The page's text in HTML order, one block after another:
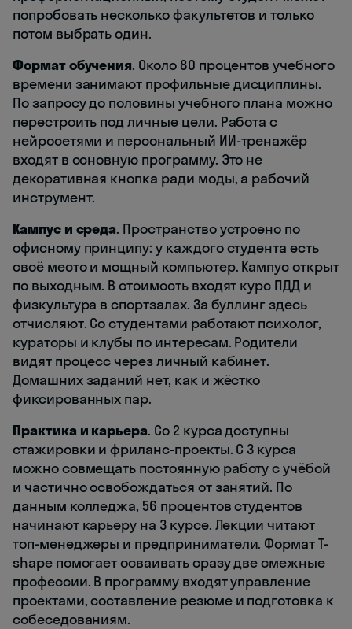
попробовать несколько факультетов и только
потом выбрать один.
Формат обучения. Около 80 процентов учебного
времени занимают профильные дисциплины.
По запросу до половины учебного плана можно
перестроить под личные цели. Работа с
нейросетями и персональный ИИ-тренажёр
входят в основную программу. Это не
декоративная кнопка ради моды, а рабочий
инструмент.
Кампус и среда. Пространство устроено по
офисному принципу: у каждого студента есть
своё место и мощный компьютер. Кампус открыт
по выходным. В стоимость входят курс ПДД и
физкультура в спортзалах. За буллинг здесь
отчисляют. Со студентами работают психолог,
кураторы и клубы по интересам. Родители
видят процесс через личный кабинет.
Домашних заданий нет, как и жёстко
фиксированных пар.
Практика и карьера. Со 2 курса доступны
стажировки и фриланс-проекты. С 3 курса
можно совмещать постоянную работу с учёбой
и частично освобождаться от занятий. По
данным колледжа, 56 процентов студентов
начинают карьеру на 3 курсе. Лекции читают
топ-менеджеры и предприниматели. Формат T-
shape помогает осваивать сразу две смежные
профессии. В программу входят управление
проектами, составление резюме и подготовка к
собеседованиям.